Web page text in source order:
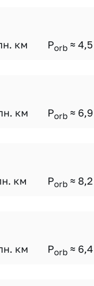
км Porb ≈ 4,5
км Porb ≈ 6,9
км Porb ≈ 8,2
км Porb ≈ 6,4